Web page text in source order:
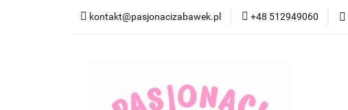
kontakt@pasjonacizabawek.pl +48 512949060
Kategorie Promocje